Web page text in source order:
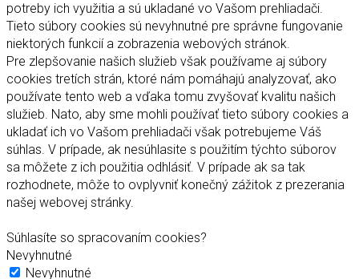
potreby ich využitia a sú ukladané vo Vašom prehliadači.
Tieto súbory cookies sú nevyhnutné pre správne fungovanie
niektorých funkcií a zobrazenia webových stránok.
Pre zlepšovanie našich služieb však používame aj súbory
cookies tretích strán, ktoré nám pomáhajú analyzovať, ako
používate tento web a vďaka tomu zvyšovať kvalitu našich
služieb. Nato, aby sme mohli používať tieto súbory cookies a
ukladať ich vo Vašom prehliadači však potrebujeme Váš
súhlas. V prípade, ak nesúhlasite s použitím týchto súborov
sa môžete z ich použitia odhlásiť. V prípade ak sa tak
rozhodnete, môže to ovplyvniť konečný zážitok z prezerania
našej webovej stránky.
Súhlasíte so spracovaním cookies?
Nevyhnutné
Nevyhnutné